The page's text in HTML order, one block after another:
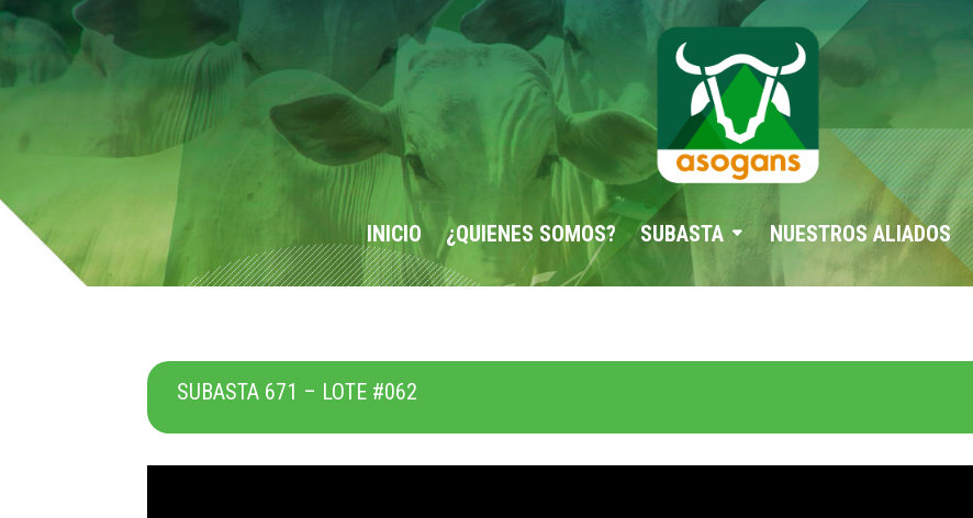
INICIO ¿QUIENES SOMOS? SUBASTA NUESTROS ALIADOS
SUBASTA 671 – LOTE #062